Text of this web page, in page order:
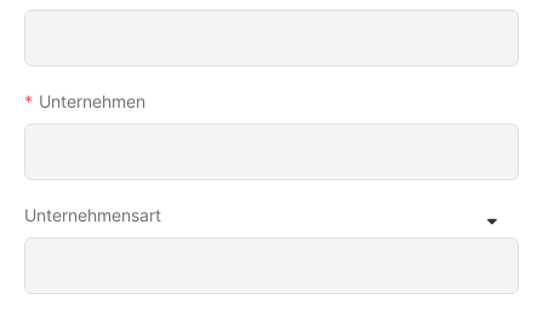
Unternehmen
Unternehmensart